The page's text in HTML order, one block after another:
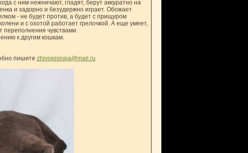
с ним нежничают, гладят, берут аккуратно на
и задорно и безудержно играет. Обожает
- не будет против, а будет с прищуром
и с охотой работает грелочкой. А еще умеет,
переполнения чувствами.
к другим кошкам.
пишите zhivopisnaja@mail.ru